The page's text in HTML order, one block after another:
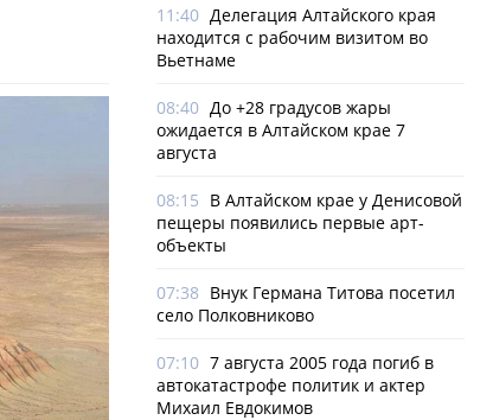
11:40 Делегация Алтайского края
находится с рабочим визитом во
Вьетнаме
08:40 До +28 градусов жары
ожидается в Алтайском крае 7
августа
08:15 В Алтайском крае у Денисовой
пещеры появились первые арт-
объекты
07:38 Внук Германа Титова посетил
село Полковниково
07:10 7 августа 2005 года погиб в
автокатастрофе политик и актер
Михаил Евдокимов